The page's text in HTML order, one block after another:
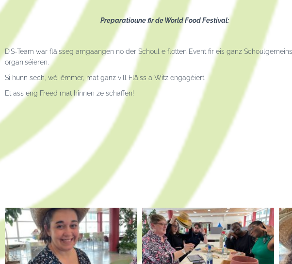
Preparatioune fir de World Food Festival:
D’S-Team war fläisseg amgaangen no der Schoul e flotten Event fir eis ganz
organiséieren.
Si hunn sech, wéi ëmmer, mat ganz vill Fläiss a Witz engagéiert.
Et ass eng Freed mat hinnen ze schaffen!